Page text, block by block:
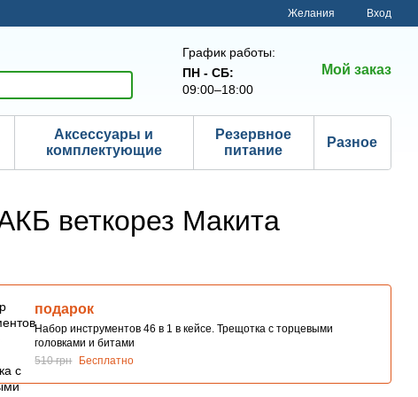
Желания Вход
График работы:
ПН - СБ:
09:00–18:00
Мой заказ
Аксессуары и
комплектующие
Резервное
питание
Разное
веткорез Макита
подарок
Набор инструментов 46 в 1 в кейсе. Трещотка с торцевыми
головками и битами
510 грн
Бесплатно